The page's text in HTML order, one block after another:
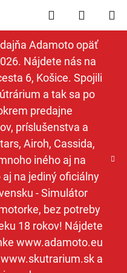
Adamoto opäť
Nájdete nás na
6, Košice. Spojili
a tak sa po
predajne
príslušenstva a
Airoh, Cassida,
iného aj na
na jediný oficiálny
- Simulátor
bez potreby
18 rokov! Nájdete
www.adamoto.eu
a
Hľadať
KOŠÍK